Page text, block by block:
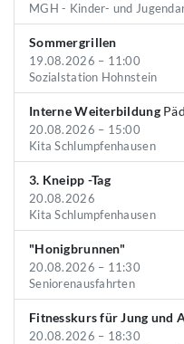
MGH - Kinder- und
Sommergrillen
19.08.2026 – 11:00
Sozialstation Hohnstein
Interne Weiterbildung
20.08.2026 – 15:00
Kita Schlumpfenhausen
3. Kneipp -Tag
20.08.2026
Kita Schlumpfenhausen
"Honigbrunnen"
20.08.2026 – 11:30
Seniorenausfahrten
Fitnesskurs für Jung und
20.08.2026 – 18:30